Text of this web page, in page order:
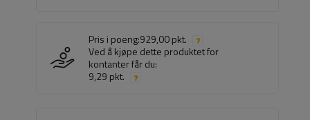
Pris i poeng:929,00 pkt.
Ved å kjøpe dette produktet for
kontanter får du:
9,29 pkt.